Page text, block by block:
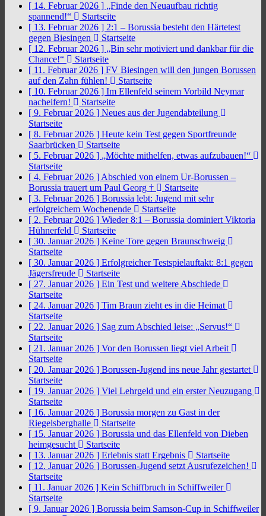
[ 14. Februar 2026 ] „Finde den Neuaufbau richtig
spannend!“
Startseite
[ 13. Februar 2026 ] 2:1 – Borussia besteht den Härtetest
gegen Biesingen
Startseite
[ 12. Februar 2026 ] „Bin sehr motiviert und dankbar für die
Chance!“
Startseite
[ 11. Februar 2026 ] FV Biesingen will den jungen Borussen
auf den Zahn fühlen!
Startseite
[ 10. Februar 2026 ] Im Ellenfeld seinem Vorbild Neymar
nacheifern!
Startseite
[ 9. Februar 2026 ] Neues aus der Jugendabteilung
Startseite
[ 8. Februar 2026 ] Heute kein Test gegen Sportfreunde
Saarbrücken
Startseite
[ 5. Februar 2026 ] „Möchte mithelfen, etwas aufzubauen!“
Startseite
[ 4. Februar 2026 ] Abschied von einem Ur-Borussen –
Borussia trauert um Paul Georg †
Startseite
[ 3. Februar 2026 ] Borussia lebt: Jugend mit sehr
erfolgreichem Wochenende
Startseite
[ 2. Februar 2026 ] Wieder 8:1 – Borussia dominiert Viktoria
Hühnerfeld
Startseite
[ 30. Januar 2026 ] Keine Tore gegen Braunschweig
Startseite
[ 30. Januar 2026 ] Erfolgreicher Testspielauftakt: 8:1 gegen
Jägersfreude
Startseite
[ 27. Januar 2026 ] Ein Test und weitere Abschiede
Startseite
[ 24. Januar 2026 ] Tim Braun zieht es in die Heimat
Startseite
[ 22. Januar 2026 ] Sag zum Abschied leise: „Servus!“
Startseite
[ 21. Januar 2026 ] Vor den Borussen liegt viel Arbeit
Startseite
[ 20. Januar 2026 ] Borussen-Jugend ins neue Jahr gestartet
Startseite
[ 19. Januar 2026 ] Viel Lehrgeld und ein erster Neuzugang
Startseite
[ 16. Januar 2026 ] Borussia morgen zu Gast in der
Riegelsberghalle
Startseite
[ 15. Januar 2026 ] Borussia und das Ellenfeld von Dieben
heimgesucht
Startseite
[ 13. Januar 2026 ] Erlebnis statt Ergebnis
Startseite
[ 12. Januar 2026 ] Borussen-Jugend setzt Ausrufezeichen!
Startseite
[ 11. Januar 2026 ] Kein Schiffbruch in Schiffweiler
Startseite
[ 9. Januar 2026 ] Borussia beim Samson-Cup in Schiffweiler